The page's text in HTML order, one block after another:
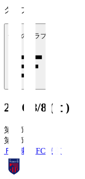
クラブ
全てのクラブ
2026/8/8 (土)
第1節
第1節
ＦＣ東京FC東京